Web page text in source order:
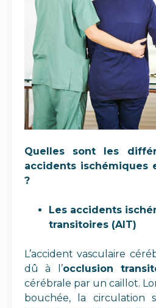
Quelles sont les
accidents ischémiques
?
Les accidents
transitoires (AIT)
L’accident vasculaire
dû à l’occlusion
cérébrale par un caillot.
bouchée, la circulation